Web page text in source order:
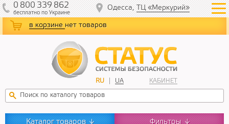
в корзине нет товаров
RU UA КАБИНЕТ
0 800 339 862
бесплатнопо Украине
Одесса, ТЦ «Меркурий»
Каталог товаров ↓ Фильтры ↓